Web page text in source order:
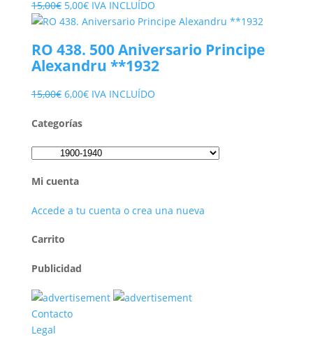
15,00€ El
precio
era:
15,00€.
5,00€El
precio
es:
5,00€.
IVA INCLUÍDO
RO 438. 500 Aniversario Principe
Alexandru **1932
15,00€ El
original
15,00€.
6,00€El
6,00€.
IVA INCLUÍDO
Categorías
Mi cuenta
Accede a tu cuenta o crea una nueva
Carrito
Publicidad
Contacto
Legal